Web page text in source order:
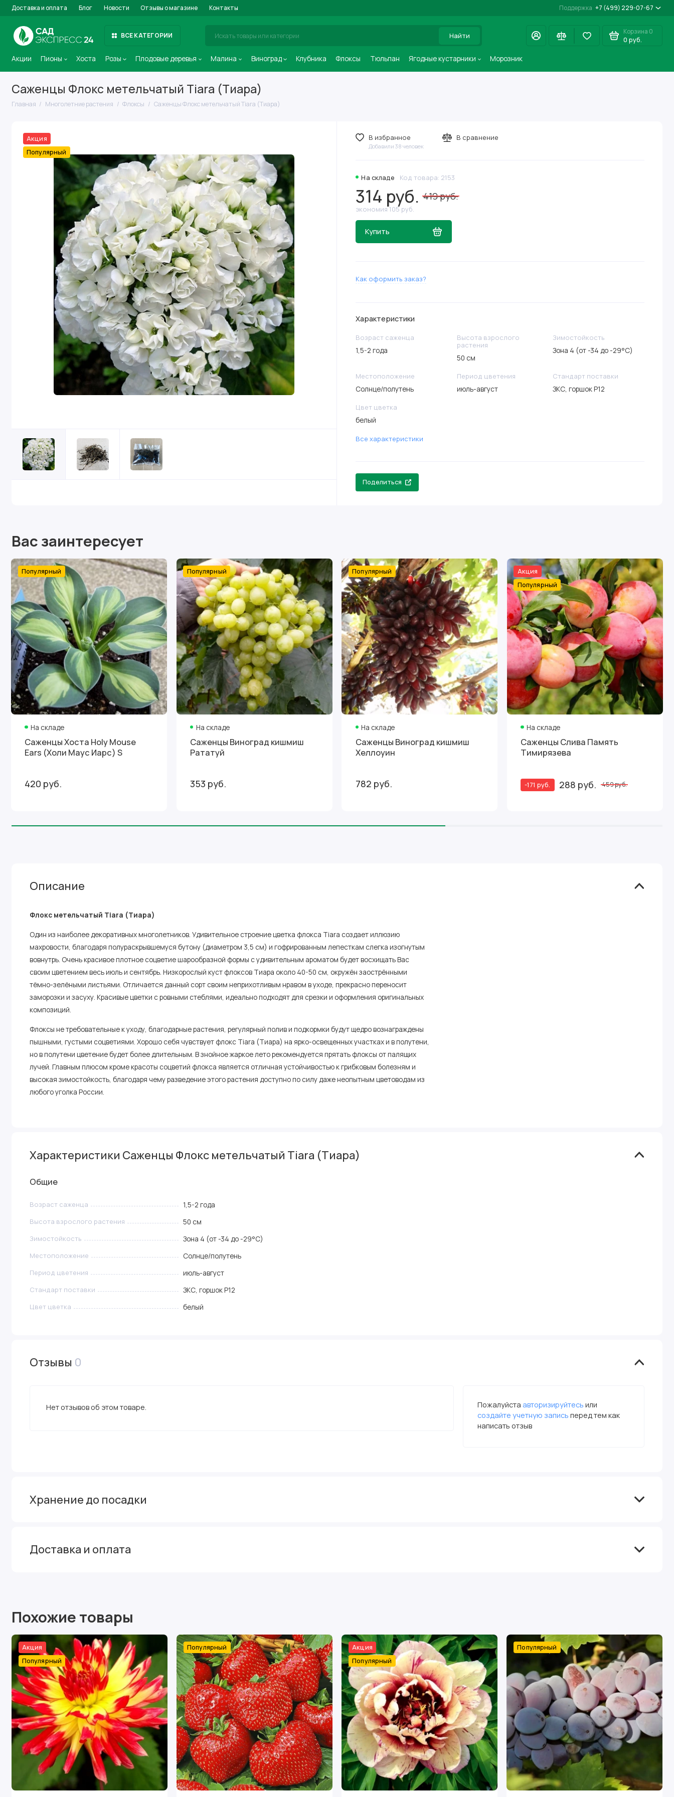
Доставка и оплата Блог Новости Отзывы о магазине Контакты Поддержка +7 (499) 229-07-67
ВСЕ КАТЕГОРИИ Найти Корзина 0
0 руб.
Акции Пионы Хоста Розы Плодовые деревья Малина Виноград Клубника Флоксы Тюльпан Ягодные кустарники Морозник
Саженцы Флокс метельчатый Tiara (Тиара)
Главная Многолетние растения Флоксы Саженцы Флокс метельчатый Tiara (Тиара)
Акция
Популярный
На складе Код товара: 2153
314 руб. 419 руб.
экономия 105 руб.
Купить
В избранное
Добавили 38 человек
В сравнение
Как оформить заказ?
Характеристики
Возраст саженца
1,5-2 года
Высота взрослого
растения
50 см
Зимостойкость
Зона 4 (от -34 до -29°C)
Местоположение
Солнце/полутень
Период цветения
июль-август
Стандарт поставки
ЗКС, горшок Р12
Цвет цветка
белый
Все характеристики
Поделиться
Вас заинтересует
Популярный
На складе
Саженцы Хоста Holy Mouse
Ears (Холи Маус Иарс) S
420 руб.
Популярный
На складе
Саженцы Виноград кишмиш
Рататуй
353 руб.
Популярный
На складе
Саженцы Виноград кишмиш
Хеллоуин
782 руб.
Акция
Популярный
На складе
Саженцы Слива Память
Тимирязева
-171 руб. 288 руб. 459 руб.
Описание
Флокс метельчатый Tiara (Тиара)
Один из наиболее декоративных многолетников. Удивительное строение цветка флокса Tiara создает иллюзию
махровости, благодаря полураскрывшемуся бутону (диаметром 3,5 см) и гофрированным лепесткам слегка изогнутым
вовнутрь. Очень красивое плотное соцветие шарообразной формы с удивительным ароматом будет восхищать Вас
своим цветением весь июль и сентябрь.Низкорослый куст флоксов Тиара около 40-50 см, окружён заострёнными
тёмно-зелёными листьями. Отличается данный сорт своим неприхотливым нравом в уходе, прекрасно переносит
заморозки и засуху. Красивые цветки с ровными стеблями, идеально подходят для срезки и оформления оригинальных
композиций.
Флоксы не требовательные к уходу, благодарные растения, регулярный полив и подкормки будут щедро вознаграждены
пышными, густыми соцветиями. Хорошо себя чувствует флокс Tiara (Тиара) на ярко-освещенных участках и в полутени,
но в полутени цветение будет более длительным. В знойное жаркое лето рекомендуется прятать флоксы от палящих
лучей. Главным плюсом кроме красоты соцветий флокса является отличная устойчивостью к грибковым болезням и
высокая зимостойкость, благодаря чему разведение этого растения доступно по силу даже неопытным цветоводам из
любого уголка России.
Характеристики Саженцы Флокс метельчатый Tiara (Тиара)
Общие
Возраст саженца 1,5-2 года
Высота взрослого растения 50 см
Зимостойкость Зона 4 (от -34 до -29°C)
Местоположение Солнце/полутень
Период цветения июль-август
Стандарт поставки ЗКС, горшок Р12
Цвет цветка белый
Отзывы 0
Нет отзывов об этом товаре. Пожалуйста авторизируйтесь или
создайте учетную запись перед тем как
написать отзыв
Хранение до посадки
Доставка и оплата
Похожие товары
Акция
Популярный
Популярный
Акция
Популярный
Популярный